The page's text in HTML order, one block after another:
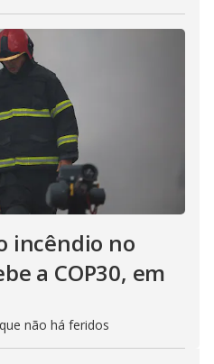
incêndio no
a COP30, em
não há feridos